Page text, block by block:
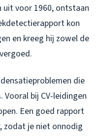
uit voor 1960, ontstaan
kon
en kreeg hij zowel de
die
bij CV-leidingen
Een goed rapport
zodat je niet onnodig